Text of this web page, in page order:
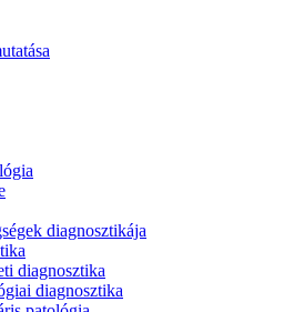
diagnosztikája
diagnosztika
diagnosztika